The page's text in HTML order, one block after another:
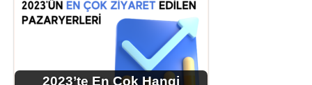
2023’te En Çok Hangi